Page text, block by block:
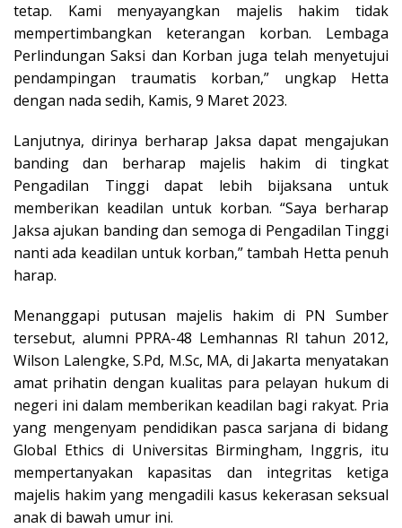
tetap. Kami menyayangkan majelis hakim tidak
mempertimbangkan keterangan korban. Lembaga
Perlindungan Saksi dan Korban juga telah menyetujui
pendampingan traumatis korban,” ungkap Hetta
dengan nada sedih, Kamis, 9 Maret 2023.
Lanjutnya, dirinya berharap Jaksa dapat mengajukan
banding dan berharap majelis hakim di tingkat
Pengadilan Tinggi dapat lebih bijaksana untuk
memberikan keadilan untuk korban. “Saya berharap
Jaksa ajukan banding dan semoga di Pengadilan Tinggi
nanti ada keadilan untuk korban,” tambah Hetta penuh
harap.
Menanggapi putusan majelis hakim di PN Sumber
tersebut, alumni PPRA-48 Lemhannas RI tahun 2012,
Wilson Lalengke, S.Pd, M.Sc, MA, di Jakarta menyatakan
amat prihatin dengan kualitas para pelayan hukum di
negeri ini dalam memberikan keadilan bagi rakyat. Pria
yang mengenyam pendidikan pasca sarjana di bidang
Global Ethics di Universitas Birmingham, Inggris, itu
mempertanyakan kapasitas dan integritas ketiga
majelis hakim yang mengadili kasus kekerasan seksual
anak di bawah umur ini.